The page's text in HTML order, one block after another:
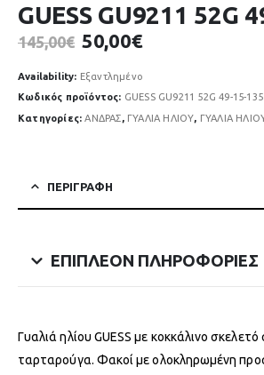
GUESS GU9211 52G
145,00€ Original
price
was:
145,00€.
50,00€Η
τιμή
είναι:
50,00€.
Availability: Εξαντλημένο
Κωδικός προϊόντος: GUESS GU9211 52G 49-15-135
Κατηγορίες:ΑΝΔΡΑΣ, ΓΥΑΛΙΑ ΗΛΙΟΥ, ΓΥΑΛΙΑ
ΠΕΡΙΓΡΑΦΉ
ΕΠΙΠΛΈΟΝ ΠΛΗΡΟΦΟΡΊΕΣ
Γυαλιά ηλίου GUESS με κοκκάλινο
ταρταρούγα. Φακοί με ολοκληρωμένη